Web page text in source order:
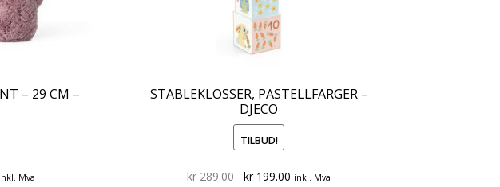
– 29 CM –
Current
inkl. Mva
STABLEKLOSSER, PASTELLFARGER –
DJECO
TILBUD!
kr289.00
Original
kr199.00 Current
inkl. Mva